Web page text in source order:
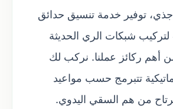
توفير خدمة تنسيق حدائق
لتركيب شبكات الري الحديثة
من أهم ركائز عملنا. نركب لك
تتبرمج حسب مواعيد
من هم السقي اليدوي.